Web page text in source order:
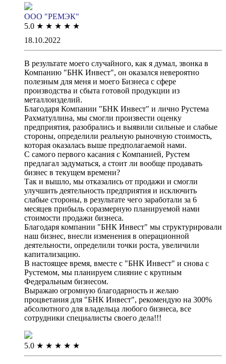
ООО "РЕМЭК"
5.0 ★ ★ ★ ★ ★
18.10.2022
В результате моего случайного, как я думал, звонка в
Компанию "БНК Инвест", он оказался невероятно
полезным для меня и моего Бизнеса с сфере
производства и сбыта готовой продукции из
металлоизделий.
Благодаря Компании "БНК Инвест" и лично Рустема
Рахматуллина, мы смогли произвести оценку
предприятия, разобрались и выявили сильные и слабые
стороны, определили реальную рыночную стоимость,
которая оказалась выше предполагаемой нами.
С самого первого касания с Компанией, Рустем
предлагал задуматься, а стоит ли вообще продавать
бизнес в текущем времени?
Так и вышло, мы отказались от продажи и смогли
улучшить деятельность предприятия и исключить
слабые стороны, в результате чего заработали за 6
месяцев прибыль соразмерную планируемой нами
стоимости продажи бизнеса.
Благодаря компании "БНК Инвест" мы структурировали
наш бизнес, внесли изменения в операционной
деятельности, определили точки роста, увеличили
капитализацию.
В настоящее время, вместе с "БНК Инвест" и снова с
Рустемом, мы планируем слияние с крупным
Федеральным бизнесом.
Выражаю огромную благодарность и желаю
процветания для "БНК Инвест", рекомендую на 300%
абсолютного для владельца любого бизнеса, все
сотрудники специалисты своего дела!!!
5.0 ★ ★ ★ ★ ★